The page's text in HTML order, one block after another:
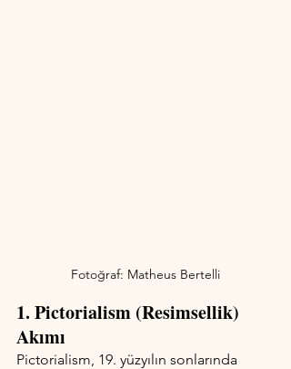
Fotoğraf: Matheus Bertelli
1. Pictorialism (Resimsellik)
Akımı
Pictorialism, 19. yüzyılın sonlarında